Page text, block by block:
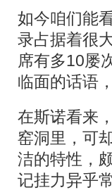
如今咱们能
录占据着很
席有多10屡
临面的话语
在斯诺看来
窑洞里，可
洁的特性，
记挂力异乎